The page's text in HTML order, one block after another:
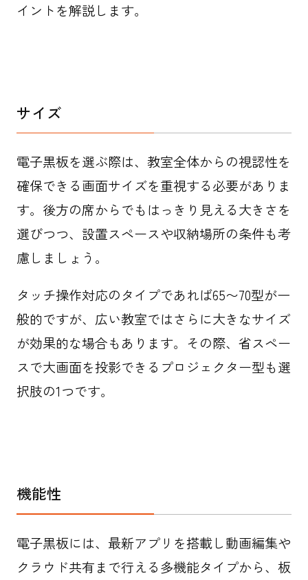
イントを解説します。
サイズ
電子黒板を選ぶ際は、教室全体からの視認性を
確保できる画面サイズを重視する必要がありま
す。後方の席からでもはっきり見える大きさを
選びつつ、設置スペースや収納場所の条件も考
慮しましょう。
タッチ操作対応のタイプであれば65〜70型が一
般的ですが、広い教室ではさらに大きなサイズ
が効果的な場合もあります。その際、省スペー
スで大画面を投影できるプロジェクター型も選
択肢の1つです。
機能性
電子黒板には、最新アプリを搭載し動画編集や
クラウド共有まで行える多機能タイプから、板